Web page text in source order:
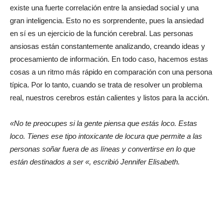
existe una fuerte correlación entre la ansiedad social y una
gran inteligencia. Esto no es sorprendente, pues la ansiedad
en sí es un ejercicio de la función cerebral. Las personas
ansiosas están constantemente analizando, creando ideas y
procesamiento de información. En todo caso, hacemos estas
cosas a un ritmo más rápido en comparación con una persona
típica. Por lo tanto, cuando se trata de resolver un problema
real, nuestros cerebros están calientes y listos para la acción.
«No te preocupes si la gente piensa que estás loco. Estas
loco. Tienes ese tipo intoxicante de locura que permite a las
personas soñar fuera de as líneas y convertirse en lo que
están destinados a ser «, escribió Jennifer Elisabeth.